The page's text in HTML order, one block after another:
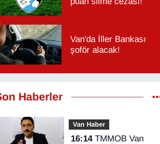
Van'da İller Bankası
şoför alacak!
Haberler
Van Haber
16:14TMMOB Van